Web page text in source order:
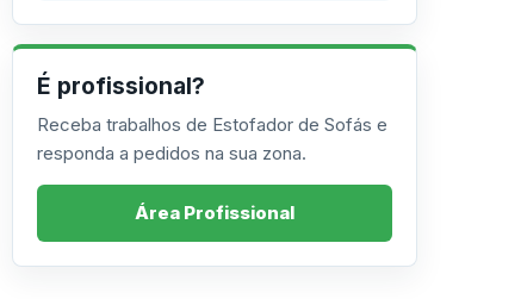
É profissional?
Receba trabalhos de Estofador de Sofás e
responda a pedidos na sua zona.
Área Profissional